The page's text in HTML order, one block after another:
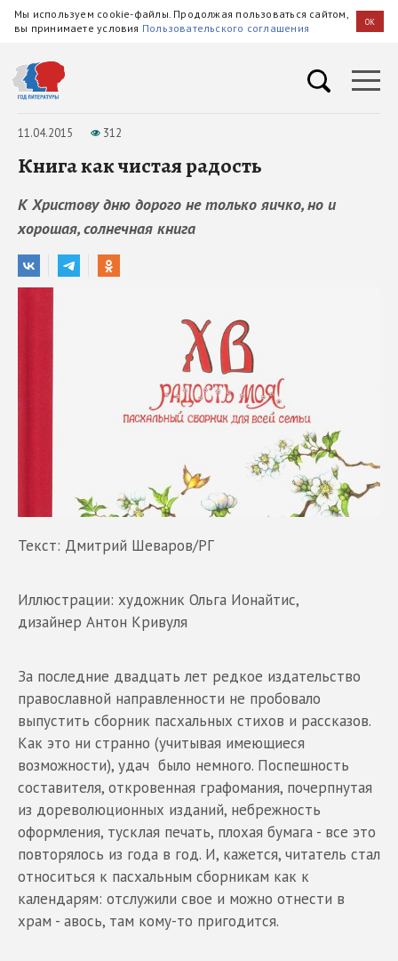
Мы используем cookie-файлы. Продолжая пользоваться сайтом,
вы принимаете условия Пользовательского соглашения OK
11.04.2015 312
Книга как чистая радость
К Христову дню дорого не только яичко, но и
хорошая, солнечная книга
Текст: Дмитрий Шеваров/РГ
Иллюстрации: художник Ольга Ионайтис,
дизайнер Антон Кривуля
За последние двадцать лет редкое издательство
православной направленности не пробовало
выпустить сборник пасхальных стихов и рассказов.
Как это ни странно (учитывая имеющиеся
возможности), удач было немного. Поспешность
составителя, откровенная графомания, почерпнутая
из дореволюционных изданий, небрежность
оформления, тусклая печать, плохая бумага - все это
повторялось из года в год. И, кажется, читатель стал
относиться к пасхальным сборникам как к
календарям: отслужили свое и можно отнести в
храм - авось, там кому-то пригодится.